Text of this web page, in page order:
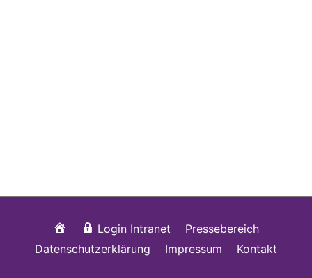
StartseiteLogin Intranet
Pressebereich
Datenschutzerklärung
Impressum Kontakt